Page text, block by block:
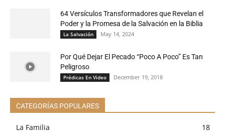
64 Versículos Transformadores que Revelan el
Poder y la Promesa de la Salvación en la Biblia
La Salvación May 14, 2024
Por Qué Dejar El Pecado “Poco A Poco” Es Tan
Peligroso
Prédicas En Video December 19, 2018
CATEGORÍAS POPULARES
La Familia
18